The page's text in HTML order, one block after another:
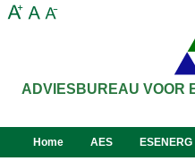
ADVIESBUREAU VOOR
Home AES ESENERG